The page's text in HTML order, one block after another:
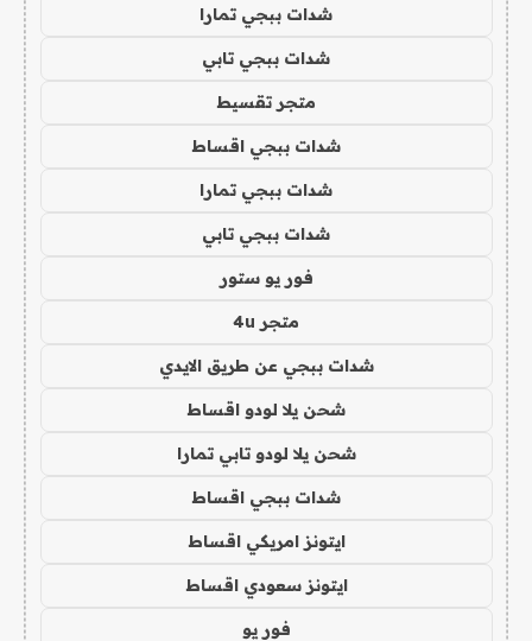
شدات ببجي تمارا
شدات ببجي تابي
متجر تقسيط
شدات ببجي اقساط
شدات ببجي تمارا
شدات ببجي تابي
فور يو ستور
متجر 4u
شدات ببجي عن طريق الايدي
شحن يلا لودو اقساط
شحن يلا لودو تابي تمارا
شدات ببجي اقساط
ايتونز امريكي اقساط
ايتونز سعودي اقساط
فور يو